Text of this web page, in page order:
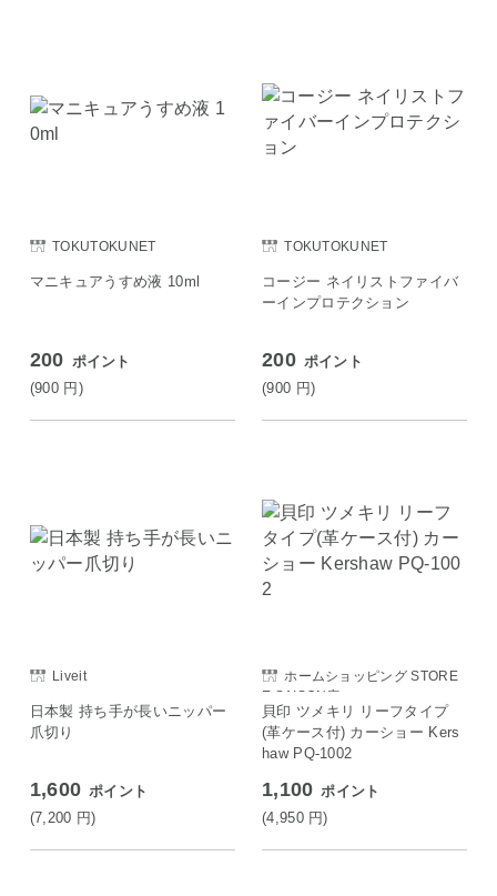
TOKUTOKUNET
マニキュアうすめ液 10ml
200 ポイント
(900 円)
TOKUTOKUNET
コージー ネイリストファイバ
ーインプロテクション
200 ポイント
(900 円)
Liveit
日本製 持ち手が長いニッパー
爪切り
1,600 ポイント
(7,200 円)
ホームショッピング STORE
E SAISON店
貝印 ツメキリ リーフタイプ
(革ケース付) カーショー Kers
haw PQ-1002
1,100 ポイント
(4,950 円)